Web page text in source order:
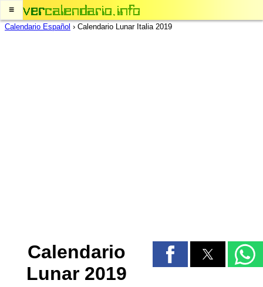
≡
Calendario Español › Calendario Lunar Italia 2019
Calendario
Lunar 2019